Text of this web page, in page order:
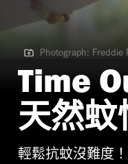
Photograph: Freddie
Photograph: Freddie
Time
天然蚊
輕鬆抗蚊沒難度！